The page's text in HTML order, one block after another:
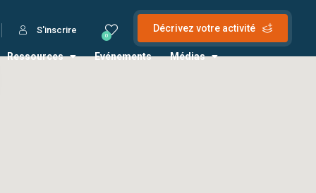
Décrivez votre activité
0
S'inscrire
Ressources Evénements Médias